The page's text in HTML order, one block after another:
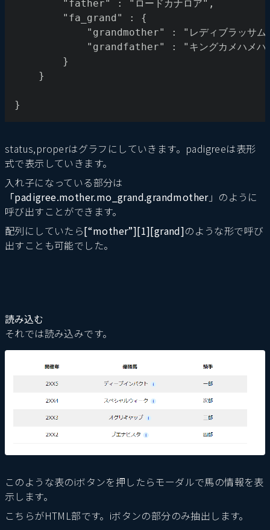
		"father" : "ロードカナロア",
		"fa_grand" : {
"grandmother" : "レディブラッサ
"grandfather" : "キングカメハメハ
	}
}
status,properはグラフにしていきます。padigreeは表形
式で表示していきます。
入れ子になっている部分は
「padigree.mother.mo_grand.grandmother」のように
呼び出すことができます。
配列にしていたら[“mother”][1][grand]のような形で呼び
出すことも可能でした。
読み込む
それでは読み込みです。
このような表のiボタンを押したらモーダルで馬の情報を表
示します。
こちらがHTML部です。iボタンの部分のみ抽出します。